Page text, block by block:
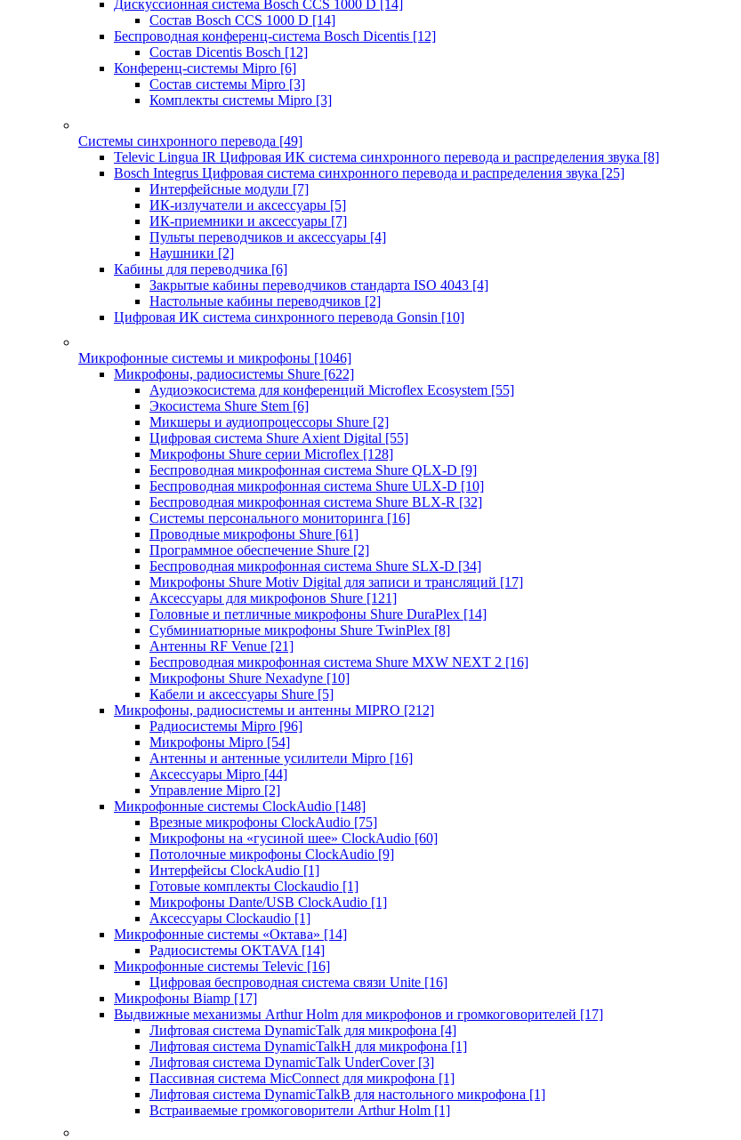
Дискуссионная система Bosch CCS 1000 D [14]
Состав Bosch CCS 1000 D [14]
Беспроводная конференц-система Bosch Dicentis [12]
Состав Dicentis Bosch [12]
Конференц-системы Mipro [6]
Состав системы Mipro [3]
Комплекты системы Mipro [3]
Системы синхронного перевода [49]
Televic Lingua IR Цифровая ИК система синхронного перевода и распределения звука [8]
Bosch Integrus Цифровая система синхронного перевода и распределения звука [25]
Интерфейсные модули [7]
ИК-излучатели и аксессуары [5]
ИК-приемники и аксессуары [7]
Пульты переводчиков и аксессуары [4]
Наушники [2]
Кабины для переводчика [6]
Закрытые кабины переводчиков стандарта ISO 4043 [4]
Настольные кабины переводчиков [2]
Цифровая ИК система синхронного перевода Gonsin [10]
Микрофонные системы и микрофоны [1046]
Микрофоны, радиосистемы Shure [622]
Аудиоэкосистема для конференций Microflex Ecosystem [55]
Экосистема Shure Stem [6]
Микшеры и аудиопроцессоры Shure [2]
Цифровая система Shure Axient Digital [55]
Микрофоны Shure серии Microflex [128]
Беспроводная микрофонная система Shure QLX-D [9]
Беспроводная микрофонная система Shure ULX-D [10]
Беспроводная микрофонная система Shure BLX-R [32]
Системы персонального мониторинга [16]
Проводные микрофоны Shure [61]
Программное обеспечение Shure [2]
Беспроводная микрофонная система Shure SLX-D [34]
Микрофоны Shure Motiv Digital для записи и трансляций [17]
Аксессуары для микрофонов Shure [121]
Головные и петличные микрофоны Shure DuraPlex [14]
Субминиатюрные микрофоны Shure TwinPlex [8]
Антенны RF Venue [21]
Беспроводная микрофонная система Shure MXW NEXT 2 [16]
Микрофоны Shure Nexadyne [10]
Кабели и аксессуары Shure [5]
Микрофоны, радиосистемы и антенны MIPRO [212]
Радиосистемы Mipro [96]
Микрофоны Mipro [54]
Антенны и антенные усилители Mipro [16]
Аксессуары Mipro [44]
Управление Mipro [2]
Микрофонные системы ClockAudio [148]
Врезные микрофоны ClockAudio [75]
Микрофоны на «гусиной шее» ClockAudio [60]
Потолочные микрофоны ClockAudio [9]
Интерфейсы ClockAudio [1]
Готовые комплекты Clockaudio [1]
Микрофоны Dante/USB ClockAudio [1]
Аксессуары Clockaudio [1]
Микрофонные системы «Октава» [14]
Радиосистемы OKTAVA [14]
Микрофонные системы Televic [16]
Цифровая беспроводная система связи Unite [16]
Микрофоны Biamp [17]
Выдвижные механизмы Arthur Holm для микрофонов и громкоговорителей [17]
Лифтовая система DynamicTalk для микрофона [4]
Лифтовая система DynamicTalkH для микрофона [1]
Лифтовая система DynamicTalk UnderCover [3]
Пассивная система MicConnect для микрофона [1]
Лифтовая система DynamicTalkB для настольного микрофона [1]
Встраиваемые громкоговорители Arthur Holm [1]